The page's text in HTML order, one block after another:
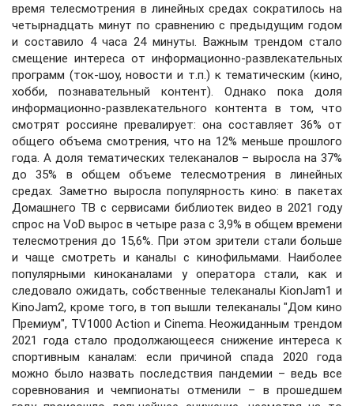
время телесмотрения в линейных средах сократилось на
четырнадцать минут по сравнению с предыдущим годом
и составило 4 часа 24 минуты. Важным трендом стало
смещение интереса от информационно-развлекательных
программ (ток-шоу, новости и т.п.) к тематическим (кино,
хобби, познавательный контент). Однако пока доля
информационно-развлекательного контента в том, что
смотрят россияне превалирует: она составляет 36% от
общего объема смотрения, что на 12% меньше прошлого
года. А доля тематических телеканалов – выросла на 37%
до 35% в общем объеме телесмотрения в линейных
средах. Заметно выросла популярность кино: в пакетах
Домашнего ТВ с сервисами библиотек видео в 2021 году
спрос на VoD вырос в четыре раза с 3,9% в общем времени
телесмотрения до 15,6%. При этом зрители стали больше
и чаще смотреть и каналы с кинофильмами. Наиболее
популярными киноканалами у оператора стали, как и
следовало ожидать, собственные телеканалы KionJam1 и
KinoJam2, кроме того, в топ вышли телеканалы "Дом кино
Премиум", TV1000 Action и Cinema. Неожиданным трендом
2021 года стало продолжающееся снижение интереса к
спортивным каналам: если причиной спада 2020 года
можно было назвать последствия пандемии – ведь все
соревнования и чемпионаты отменили – в прошедшем